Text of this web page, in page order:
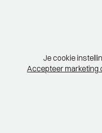
Je cookie
Accepteer marketing